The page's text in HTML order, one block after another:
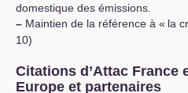
domestique des émissions.
– Maintien de la référence à « la
10)
Citations d’Attac France
Europe et partenaires